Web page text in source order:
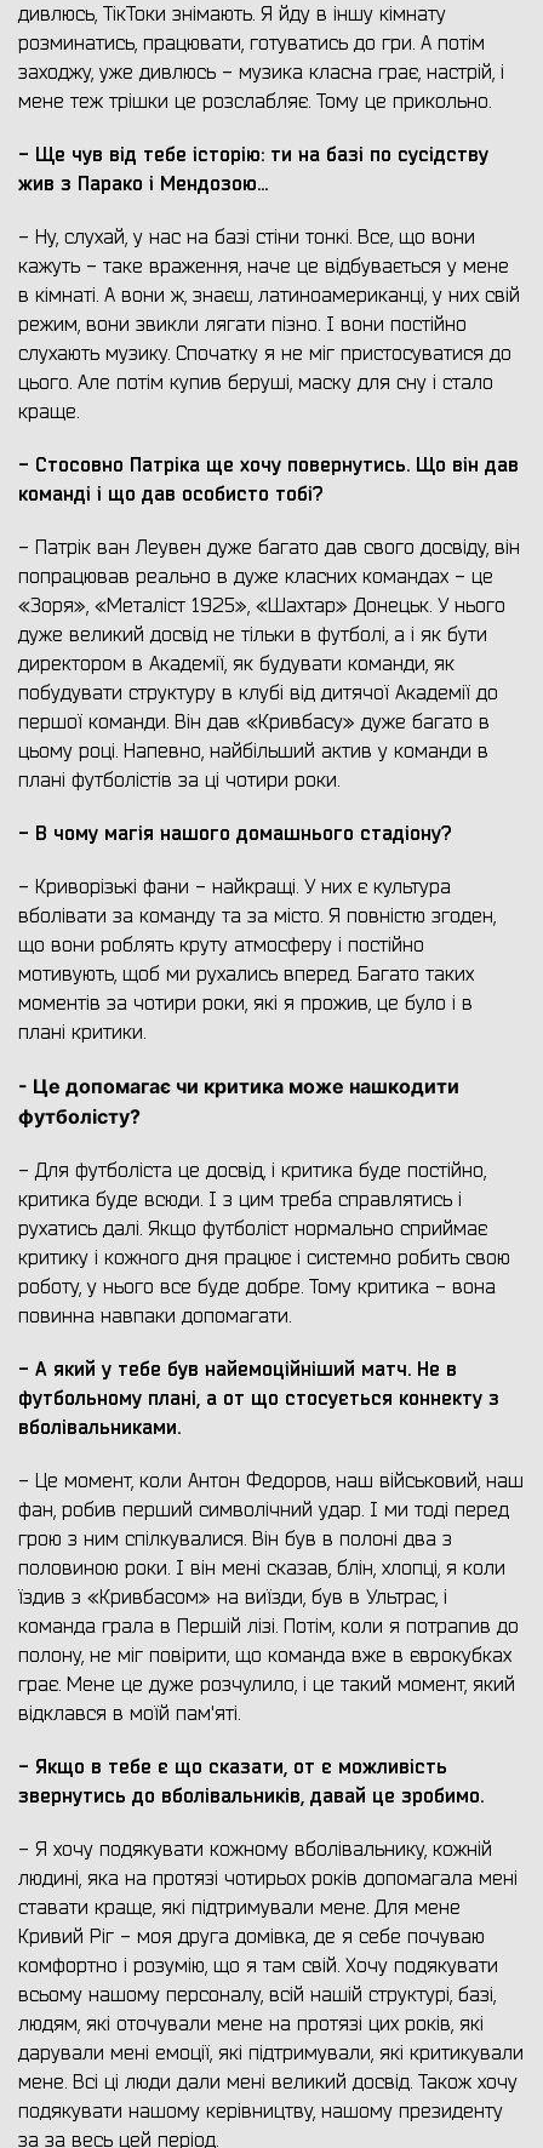
дивлюсь, ТікТоки знімають. Я йду в іншу кімнату
розминатись, працювати, готуватись до гри. А потім
заходжу, уже дивлюсь - музика класна грає, настрій, і
мене теж трішки це розслабляє. Тому це прикольно.
- Ще чув від тебе історію: ти на базі по сусідству
жив з Парако і Мендозою...
- Ну, слухай, у нас на базі стіни тонкі. Все, що вони
кажуть - таке враження, наче це відбувається у мене
в кімнаті. А вони ж, знаєш, латиноамериканці, у них свій
режим, вони звикли лягати пізно. І вони постійно
слухають музику. Спочатку я не міг пристосуватися до
цього. Але потім купив беруші, маску для сну і стало
краще.
- Стосовно Патріка ще хочу повернутись. Що він дав
команді і що дав особисто тобі?
- Патрік ван Леувен дуже багато дав свого досвіду, він
попрацював реально в дуже класних командах - це
«Зоря», «Металіст 1925», «Шахтар» Донецьк. У нього
дуже великий досвід не тільки в футболі, а і як бути
директором в Академії, як будувати команди, як
побудувати структуру в клубі від дитячої Академії до
першої команди. Він дав «Кривбасу» дуже багато в
цьому році. Напевно, найбільший актив у команди в
плані футболістів за ці чотири роки.
- В чому магія нашого домашнього стадіону?
- Криворізькі фани - найкращі. У них є культура
вболівати за команду та за місто. Я повністю згоден,
що вони роблять круту атмосферу і постійно
мотивують, щоб ми рухались вперед. Багато таких
моментів за чотири роки, які я прожив, це було і в
плані критики.
- Це допомагає чи критика може нашкодити
футболісту?
- Для футболіста це досвід, і критика буде постійно,
критика буде всюди. І з цим треба справлятись і
рухатись далі. Якщо футболіст нормально сприймає
критику і кожного дня працює і системно робить свою
роботу, у нього все буде добре. Тому критика - вона
повинна навпаки допомагати.
- А який у тебе був найемоційніший матч. Не в
футбольному плані, а от що стосується коннекту з
вболівальниками.
- Це момент, коли Антон Федоров, наш військовий, наш
фан, робив перший символічний удар. І ми тоді перед
грою з ним спілкувалися. Він був в полоні два з
половиною роки. І він мені сказав, блін, хлопці, я коли
їздив з «Кривбасом» на виїзди, був в Ультрас, і
команда грала в Першій лізі. Потім, коли я потрапив до
полону, не міг повірити, що команда вже в єврокубках
грає. Мене це дуже розчулило, і це такий момент, який
відклався в моїй пам'яті.
- Якщо в тебе є що сказати, от є можливість
звернутись до вболівальників, давай це зробимо.
- Я хочу подякувати кожному вболівальнику, кожній
людині, яка на протязі чотирьох років допомагала мені
ставати краще, які підтримували мене. Для мене
Кривий Ріг - моя друга домівка, де я себе почуваю
комфортно і розумію, що я там свій. Хочу подякувати
всьому нашому персоналу, всій нашій структурі, базі,
людям, які оточували мене на протязі цих років, які
дарували мені емоції, які підтримували, які критикували
мене. Всі ці люди дали мені великий досвід. Також хочу
подякувати нашому керівництву, нашому президенту
за за весь цей період.